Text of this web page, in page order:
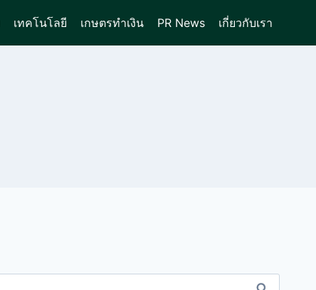
เทคโนโลยี เกษตรทำเงิน PR News เกี่ยวกับเรา